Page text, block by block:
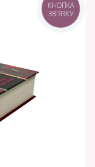
КНОПКА
ЗВ'ЯЗКУ